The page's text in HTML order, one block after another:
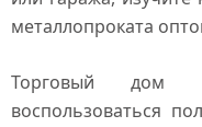
металлопроката
Торговый дом
воспользоваться